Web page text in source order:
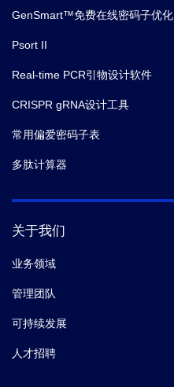
GenSmart™免费在线密码子优化
Psort II
Real-time PCR引物设计软件
CRISPR gRNA设计工具
常用偏爱密码子表
多肽计算器
关于我们
业务领域
管理团队
可持续发展
人才招聘